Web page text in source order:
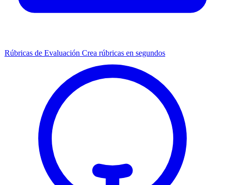
Rúbricas de Evaluación Crea rúbricas en segundos